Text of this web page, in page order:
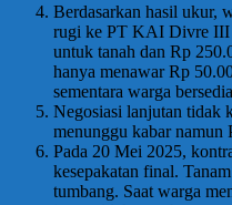
Berdasarkan hasil ukur,
rugi ke PT KAI Divre III
untuk tanah dan Rp
hanya menawar Rp
sementara warga
Negosiasi lanjutan tidak
menunggu kabar
Pada 20 Mei 2025,
kesepakatan final.
tumbang. Saat warga